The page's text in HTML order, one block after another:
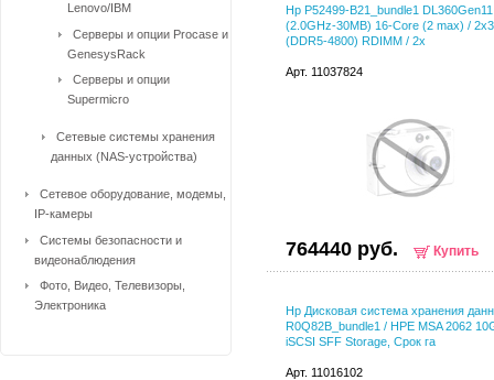
Hp P52499-B21_bundle1
(2.0GHz-30MB) 16-Core (2 max) /
(DDR5-4800) RDIMM / 2x
Арт. 11037824
764440 руб. Купить
Hp Дисковая система хранения
R0Q82B_bundle1 / HPE MSA 2062
iSCSI SFF Storage, Срок га
Арт. 11016102
Lenovo/IBM
Серверы и опции Procase и
GenesysRack
Серверы и опции
Supermicro
Сетевые системы хранения
данных (NAS-устройства)
Сетевое оборудование, модемы,
IP-камеры
Системы безопасности и
видеонаблюдения
Фото, Видео, Телевизоры,
Электроника